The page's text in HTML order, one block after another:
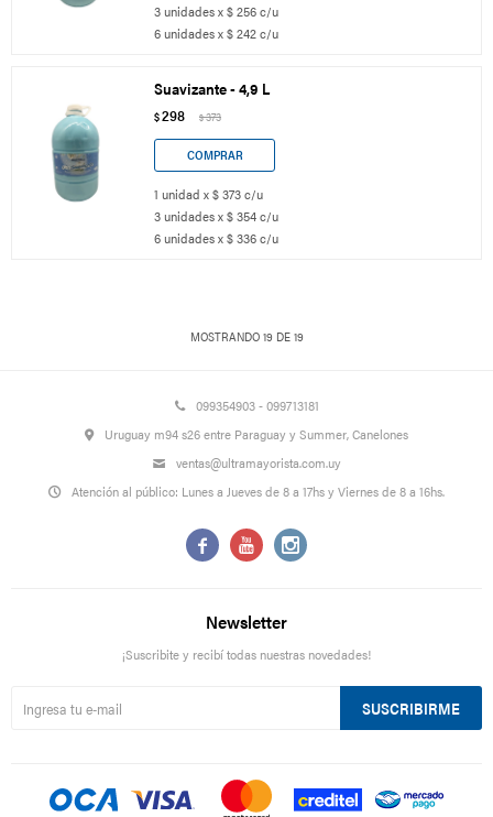
3 unidades x $ 256 c/u
6 unidades x $ 242 c/u
Suavizante - 4,9 L
$298 $373
1 unidad x $ 373 c/u
3 unidades x $ 354 c/u
6 unidades x $ 336 c/u
MOSTRANDO 19 DE 19
099354903 - 099713181
Uruguay m94 s26 entre Paraguay y Summer, Canelones
ventas@ultramayorista.com.uy
Atención al público: Lunes a Jueves de 8 a 17hs y Viernes de 8 a 16hs.
  
Newsletter
¡Suscribite y recibí todas nuestras novedades!
SUSCRIBIRME